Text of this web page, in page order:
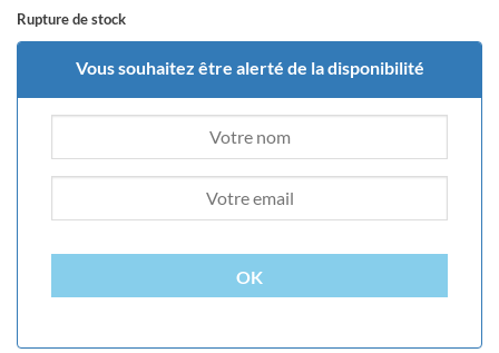
Rupture de stock
Vous souhaitez être alerté de la disponibilité
OK